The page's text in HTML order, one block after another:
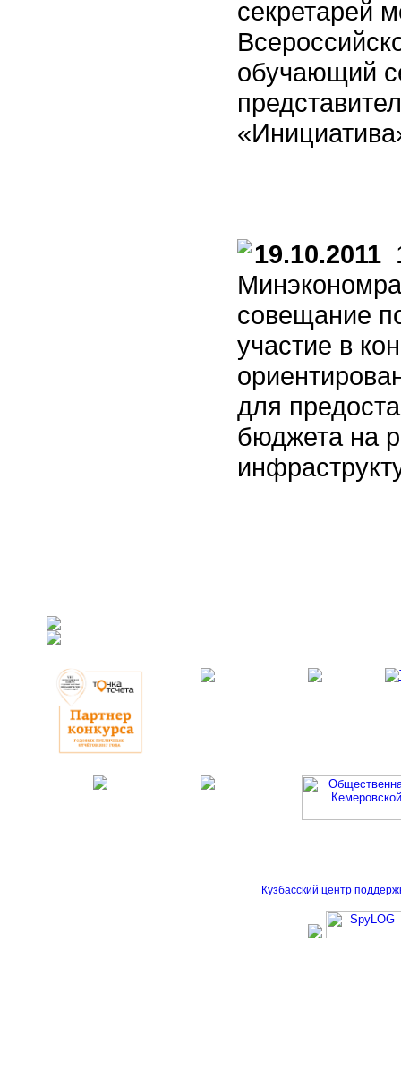
секретарей
обучающий
19.10.2011
совещание
участие в
для
бюджета на
Кузбасский центр